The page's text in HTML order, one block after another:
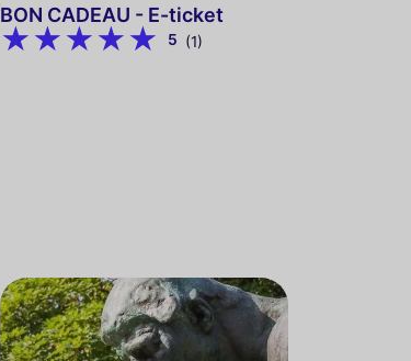
BON CADEAU - E-ticket
5 (1)